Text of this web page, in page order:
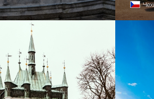
живописном центре
посреди Рыночной
одна
его
—
на постаменте
не
от